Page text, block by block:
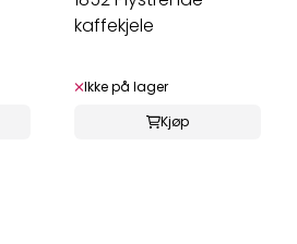
kaffekjele
Ikke på lager
Kjøp